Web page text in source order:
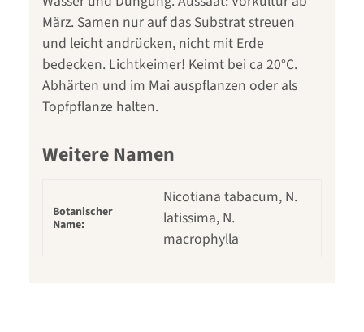
März. Samen nur auf das Substrat streuen
und leicht andrücken, nicht mit Erde
bedecken. Lichtkeimer! Keimt bei ca 20°C.
Abhärten und im Mai auspflanzen oder als
Topfpflanze halten.
Weitere Namen
Botanischer
Name:
Nicotiana tabacum, N.
latissima, N.
macrophylla